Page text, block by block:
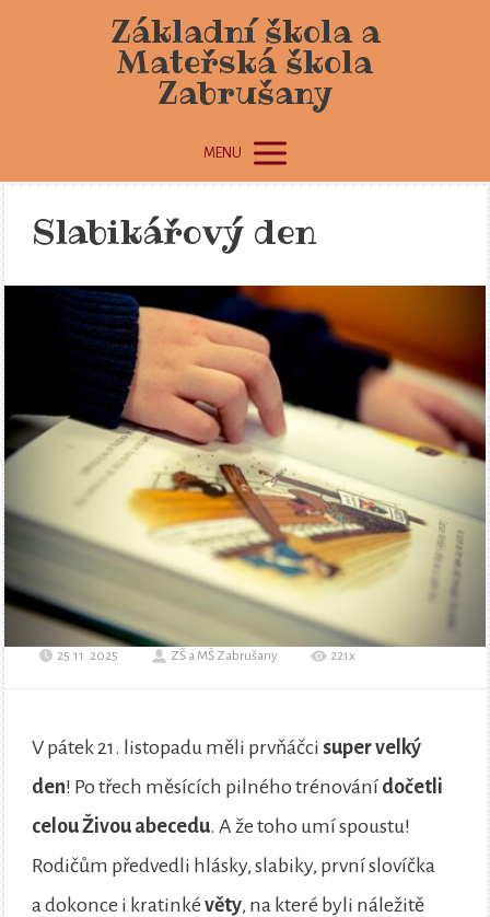
Základní škola a
Mateřská škola
Zabrušany
MENU
Slabikářový den
25.11. 2025 ZŠ a MŠ Zabrušany 221x
V pátek 21. listopadu měli prvňáčcisuper velký
den! Po třech měsících pilného trénování dočetli
celou Živou abecedu. A že toho umí spoustu!
Rodičům předvedli hlásky, slabiky, první slovíčka
a dokonce i kratinké věty, na které byli náležitě